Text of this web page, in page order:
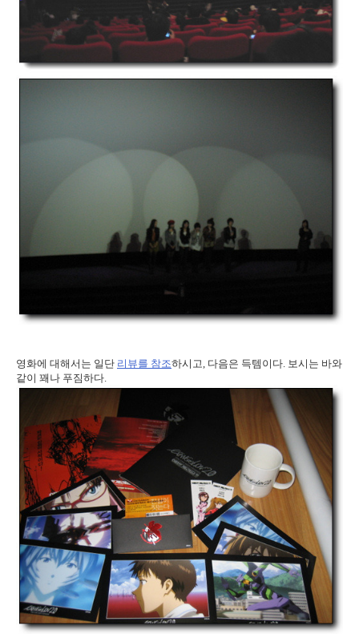
영화에 대해서는 일단 리뷰를 참조하시고, 다음은 득템이다. 보시는 바와
같이 꽤나 푸짐하다.